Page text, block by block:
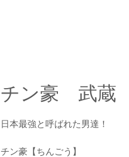
チン豪 武蔵
日本最強と呼ばれた男達！
チン豪【ちんごう】